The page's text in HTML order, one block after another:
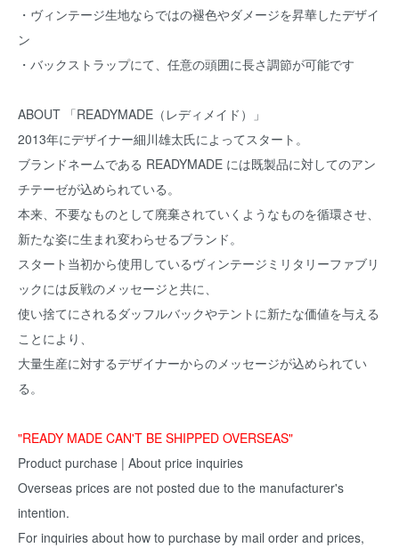
・ヴィンテージ生地ならではの褪色やダメージを昇華したデザイ
ン
・バックストラップにて、任意の頭囲に長さ調節が可能です
ABOUT 「READYMADE（レディメイド）」
2013年にデザイナー細川雄太氏によってスタート。
ブランドネームである READYMADE には既製品に対してのアン
チテーゼが込められている。
本来、不要なものとして廃棄されていくようなものを循環させ、
新たな姿に生まれ変わらせるブランド。
スタート当初から使用しているヴィンテージミリタリーファブリ
ックには反戦のメッセージと共に、
使い捨てにされるダッフルバックやテントに新たな価値を与える
ことにより、
大量生産に対するデザイナーからのメッセージが込められてい
る。
"READY MADE CAN'T BE SHIPPED OVERSEAS"
Product purchase | About price inquiries
Overseas prices are not posted due to the manufacturer's
intention.
For inquiries about how to purchase by mail order and prices,